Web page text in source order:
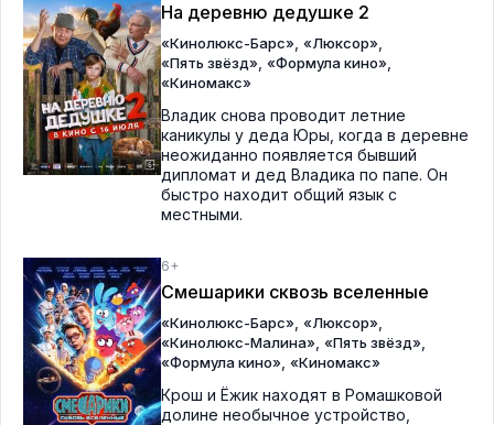
На деревню дедушке 2
«Кинолюкс-Барс», «Люксор»,
«Пять звёзд», «Формула кино»,
«Киномакс»
Владик снова проводит летние
каникулы у деда Юры, когда в деревне
неожиданно появляется бывший
дипломат и дед Владика по папе. Он
быстро находит общий язык с
местными.
6+
Смешарики сквозь вселенные
«Кинолюкс-Барс», «Люксор»,
«Кинолюкс-Малина», «Пять звёзд»,
«Формула кино», «Киномакс»
Крош и Ёжик находят в Ромашковой
долине необычное устройство,